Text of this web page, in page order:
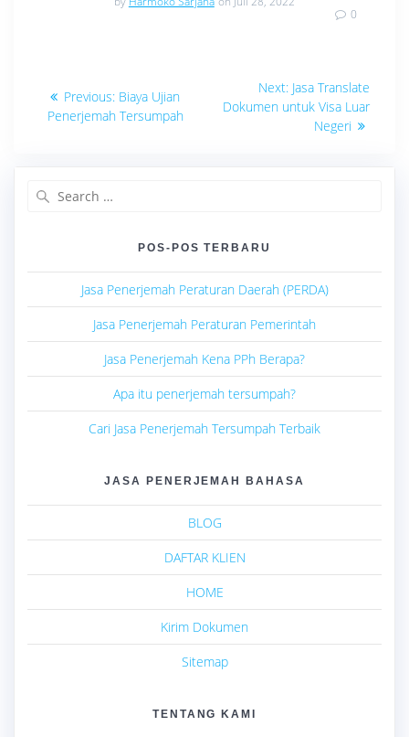
0
pos
Previous: Previous
post:
Biaya Ujian
Penerjemah Tersumpah
Next: Next
post:
Jasa Translate
Dokumen untuk Visa Luar
Negeri
POS-POS TERBARU
Jasa Penerjemah Peraturan Daerah (PERDA)
Jasa Penerjemah Peraturan Pemerintah
Jasa Penerjemah Kena PPh Berapa?
Apa itu penerjemah tersumpah?
Cari Jasa Penerjemah Tersumpah Terbaik
JASA PENERJEMAH BAHASA
BLOG
DAFTAR KLIEN
HOME
Kirim Dokumen
Sitemap
TENTANG KAMI